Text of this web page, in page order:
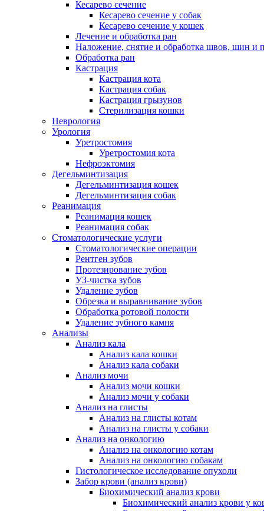
Кесарево сечение
Кесарево сечение у собак
Кесарево сечение у кошек
Лечение и обработка ран
Наложение, снятие и обработка швов, шин и
Обработка ран
Кастрация
Кастрация кота
Кастрация собак
Кастрация грызунов
Стерилизация кошки
Неврология
Урология
Уретростомия
Уретростомия кота
Нефроэктомия
Дегельминтизация
Дегельминтизация кошек
Дегельминтизация собак
Реанимация
Реанимация кошек
Реанимация собак
Стоматологические услуги
Стоматологические операции
Рентген зубов
Протезирование зубов
УЗ-чистка зубов
Удаление зубов
Обрезка и выравнивание зубов
Обработка ротовой полости
Удаление зубного камня
Анализы
Анализ кала
Анализ кала кошки
Анализ кала собаки
Анализ мочи
Анализ мочи кошки
Анализ мочи у собаки
Анализ на глисты
Анализ на глисты котам
Анализ на глисты у собаки
Анализ на онкологию
Анализ на онкологию котам
Анализ на онкологию собакам
Гистологическое исследование опухоли
Забор крови (анализ крови)
Биохимический анализ крови
Биохимический анализ крови у